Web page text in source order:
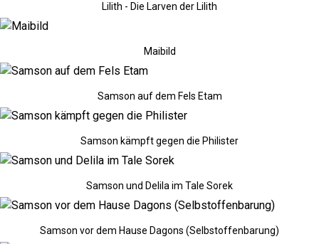
Lilith - Die Larven der Lilith
Maibild
Samson auf dem Fels Etam
Samson kämpft gegen die Philister
Samson und Delila im Tale Sorek
Samson vor dem Hause Dagons (Selbstoffenbarung)